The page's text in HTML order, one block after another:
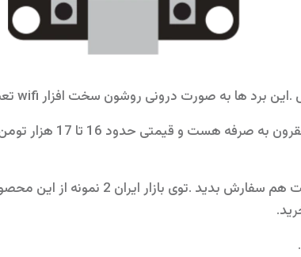
خوشبختانه توی ایران
2 نمونه از این محصول به وفور یافت میشه که میتونید از